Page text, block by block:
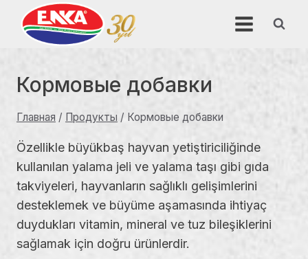
Перейти
содержимому
Кормовые добавки
Главная / Продукты / Кормовые добавки
Özellikle büyükbaş hayvan yetiştiriciliğinde
kullanılan yalama jeli ve yalama taşı gibi gıda
takviyeleri, hayvanların sağlıklı gelişimlerini
desteklemek ve büyüme aşamasında ihtiyaç
duydukları vitamin, mineral ve tuz bileşiklerini
sağlamak için doğru ürünlerdir.